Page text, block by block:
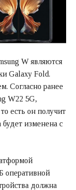
W являются
Galaxy Fold.
Согласно ранее
W22 5G,
есть он получит
изменена с
оперативной
должна